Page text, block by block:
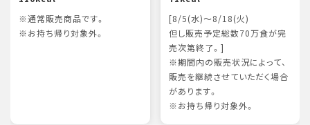
※通常販売商品です。
※お持ち帰り対象外。
[8/5(水)～8/18(火)
但し販売予定総数70万食が完
売次第終了。]
※期間内の販売状況によって、
販売を継続させていただく場合
があります。
※お持ち帰り対象外。